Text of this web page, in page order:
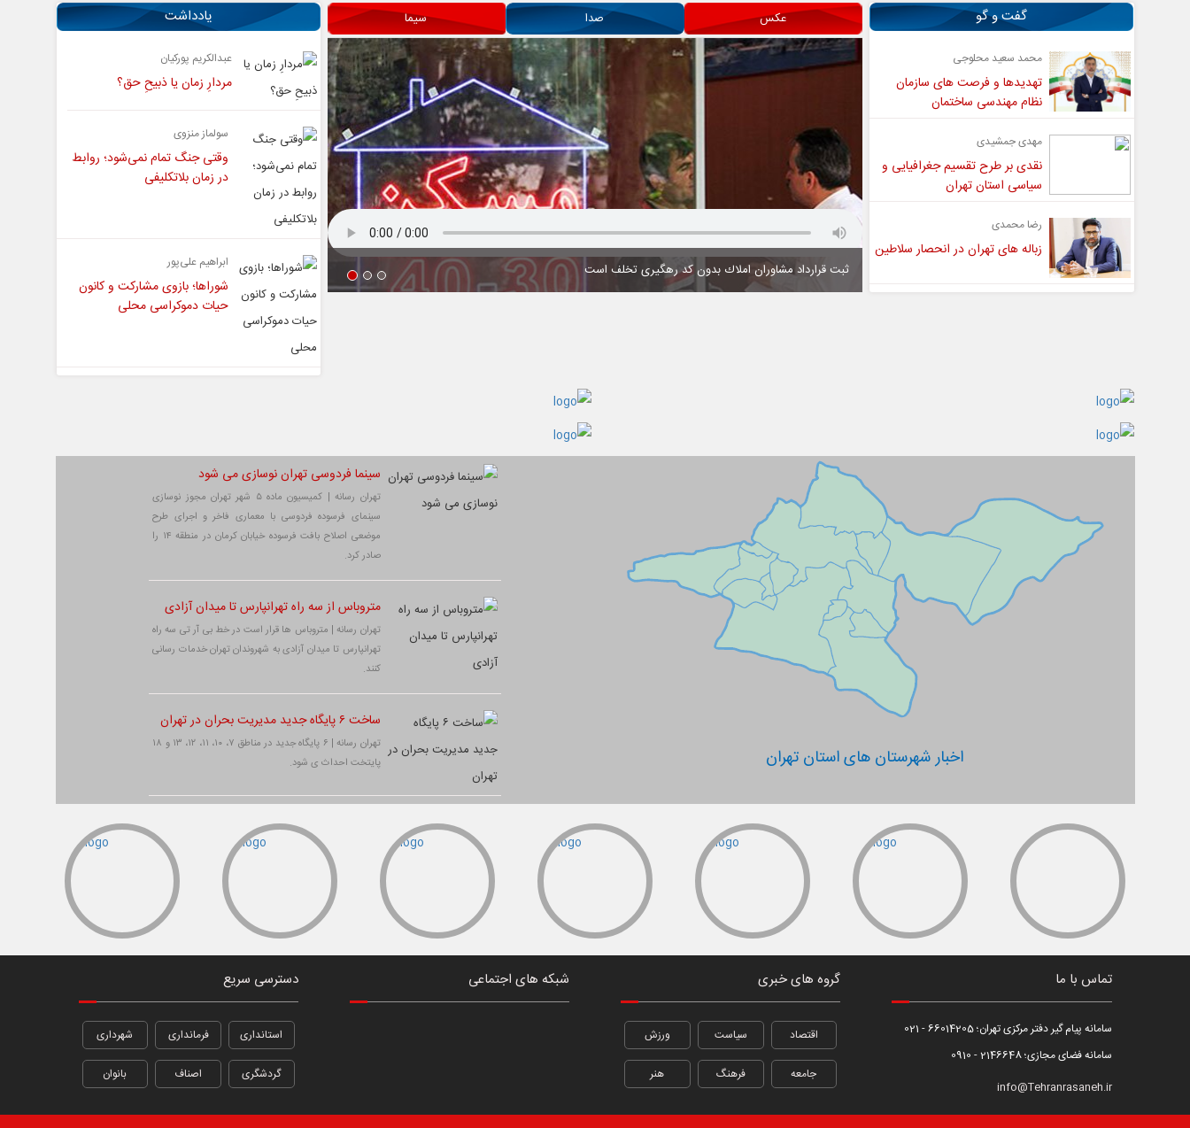
گفت و گو
محمد سعید محلوجی
تهدیدها و فرصت های سازمان
نظام مهندسی ساختمان
مهدی جمشیدی
نقدی بر طرح تقسیم جغرافیایی و
سیاسی استان تهران
رضا محمدی
زباله های تهران در انحصار سلاطین
عکس صدا سیما
ثبت قرارداد مشاوران املاك بدون كد رهگیری تخلف است
یادداشت
عبدالکریم پورکیان
مردارِ زمان یا ذبیحِ حق؟
سولماز منزوی
وقتی جنگ تمام نمی‌شود؛ روابط
در زمان بلاتکلیفی
ابراهیم علی‌پور
شوراها؛ بازوی مشارکت و کانون
حیات دموکراسی محلی
اخبار شهرستان های استان تهران
سینما فردوسی تهران نوسازی می شود
تهران رسانه | کمیسیون ماده ۵ شهر تهران مجوز نوسازی
سینمای فرسوده فردوسی با معماری فاخر و اجرای طرح
موضعی اصلاح بافت فرسوده خیابان کرمان در منطقه ۱۴ را
صادر کرد.
متروباس از سه راه تهرانپارس تا میدان آزادی
تهران رسانه | متروباس ها قرار است در خط بی آر تی سه راه
تهرانپارس تا میدان آزادی به شهروندان تهران خدمات رسانی
کنند.
ساخت ۶ پایگاه جدید مدیریت بحران در تهران
تهران رسانه | ۶ پایگاه جدید در مناطق ۷، ۱۰، ۱۱، ۱۲، ۱۳ و ۱۸
پایتخت احداث ی شود.
تماس با ما
سامانه پیام گیر دفتر مرکزی تهران؛ 66014205 - 021
سامانه فضای مجازی؛ 2146648 - 0910
info@Tehranrasaneh.ir
گروه های خبری
اقتصاد سیاست ورزش
جامعه فرهنگ هنر
شبکه های اجتماعی دسترسی سریع
استانداری فرمانداری شهرداری
گردشگری اصناف بانوان